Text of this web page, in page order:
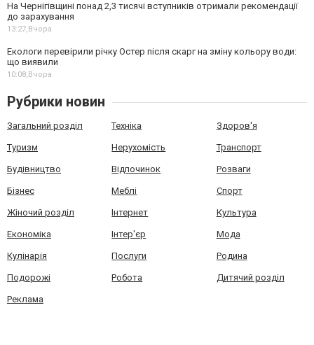
На Чернігівщині понад 2,3 тисячі вступників отримали рекомендації
до зарахування
13:27, Вчора
Екологи перевірили річку Остер після скарг на зміну кольору води:
що виявили
10:08, Вчора
Рубрики новин
Загальний розділ Техніка Здоров'я
Туризм Нерухомість Транспорт
Будівництво Відпочинок Розваги
Бізнес Меблі Спорт
Жіночий розділ Інтернет Культура
Економіка Інтер'єр Мода
Кулінарія Послуги Родина
Подорожі Робота Дитячий розділ
Реклама